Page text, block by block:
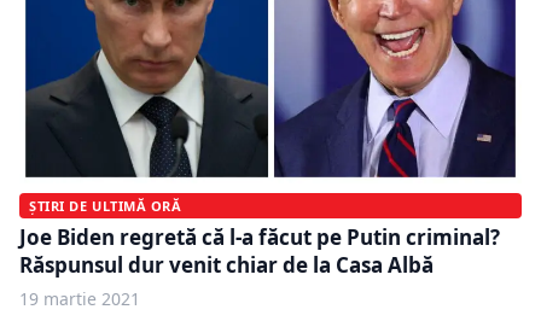
ȘTIRI DE ULTIMĂ ORĂ
Joe Biden regretă că l-a făcut pe Putin criminal?
Răspunsul dur venit chiar de la Casa Albă
19 martie 2021